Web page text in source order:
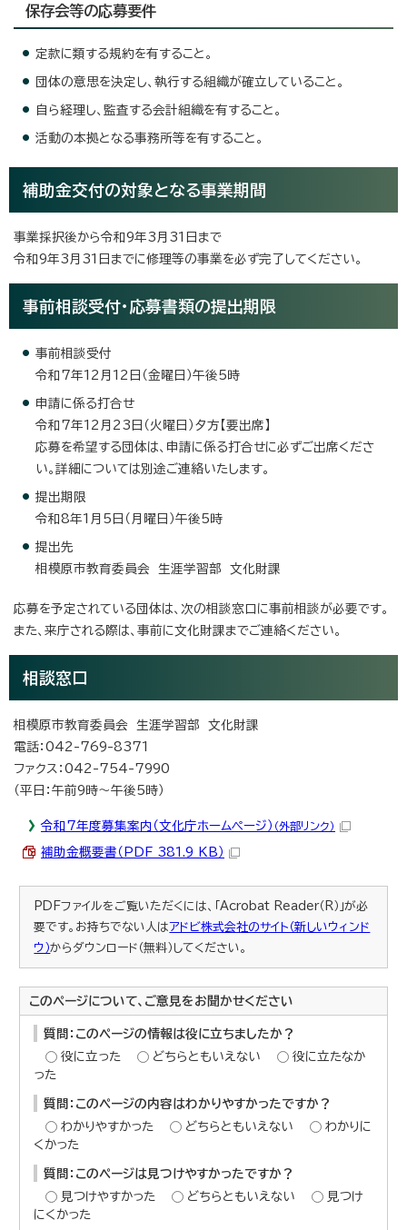
保存会等の応募要件
定款に類する規約を有すること。
団体の意思を決定し、執行する組織が確立していること。
自ら経理し、監査する会計組織を有すること。
活動の本拠となる事務所等を有すること。
補助金交付の対象となる事業期間
事業採択後から令和9年3月31日まで
令和9年3月31日までに修理等の事業を必ず完了してください。
事前相談受付・応募書類の提出期限
事前相談受付
令和7年12月12日（金曜日）午後5時
申請に係る打合せ
令和7年12月23日（火曜日）夕方【要出席】
応募を希望する団体は、申請に係る打合せに必ずご出席くださ
い。詳細については別途ご連絡いたします。
提出期限
令和8年1月5日（月曜日）午後5時
提出先
相模原市教育委員会 生涯学習部 文化財課
応募を予定されている団体は、次の相談窓口に事前相談が必要です。
また、来庁される際は、事前に文化財課までご連絡ください。
相談窓口
相模原市教育委員会 生涯学習部 文化財課
電話：042-769-8371
ファクス：042-754-7990
（平日：午前9時～午後5時）
令和7年度募集案内（文化庁ホームページ） （外部リンク）
補助金概要書（PDF 381.9 KB）
PDFファイルをご覧いただくには、「Acrobat Reader（R）」が必
要です。お持ちでない人はアドビ株式会社のサイト（新しいウィンド
ウ）からダウンロード（無料）してください。
このページについて、ご意見をお聞かせください
質問：このページの情報は役に立ちましたか？
役に立った
どちらともいえない
役に立たなか
った
質問：このページの内容はわかりやすかったですか？
わかりやすかった
どちらともいえない
わかりに
くかった
質問：このページは見つけやすかったですか？
見つけやすかった
どちらともいえない
見つけ
にくかった